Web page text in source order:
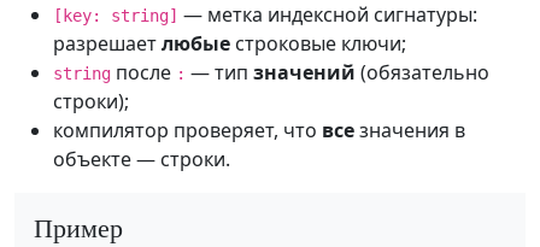
[key: string] — метка индексной сигнатуры:
разрешаетлюбые строковые ключи;
string после : — тип значений (обязательно
строки);
компилятор проверяет, что всезначения в
объекте — строки.
Пример